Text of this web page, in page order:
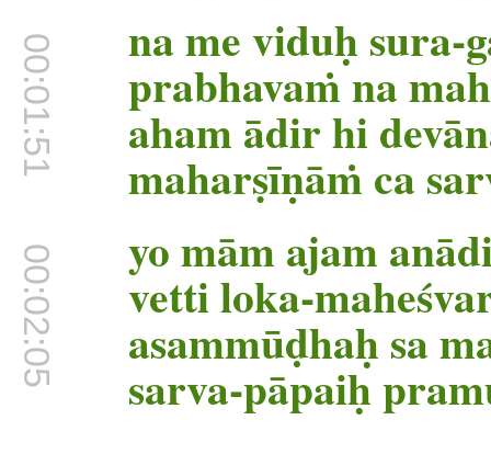
00:01:51 na me viduḥ sura-
prabhavaṁ na
aham ādir hi
maharṣīṇāṁ ca
00:02:05 yo mām ajam
vetti loka-
asammūḍhaḥ sa
sarva-pāpaiḥ